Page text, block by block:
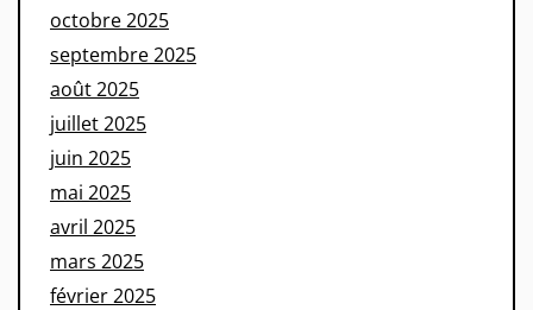
octobre 2025
septembre 2025
août 2025
juillet 2025
juin 2025
mai 2025
avril 2025
mars 2025
février 2025